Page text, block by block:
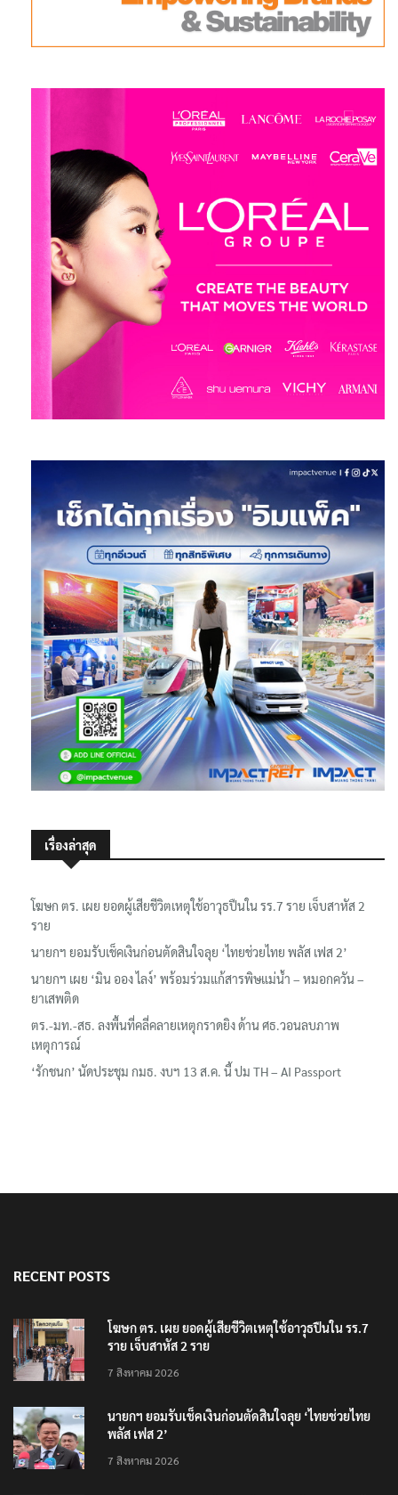
เรื่องล่าสุด
โฆษก ตร. เผย ยอดผู้เสียชีวิตเหตุใช้อาวุธปืนใน รร.7 ราย เจ็บสาหัส 2
ราย
นายกฯ ยอมรับเช็คเงินก่อนตัดสินใจลุย ‘ไทยช่วยไทย พลัส เฟส 2’
นายกฯ เผย ‘มิน ออง ไลง์’ พร้อมร่วมแก้สารพิษแม่น้ำ – หมอกควัน –
ยาเสพติด
ตร.-มท.-สธ. ลงพื้นที่คลี่คลายเหตุกราดยิง ด้าน ศธ.วอนลบภาพ
เหตุการณ์
‘รักชนก’ นัดประชุม กมธ. งบฯ 13 ส.ค. นี้ ปม TH – AI Passport
RECENT POSTS
โฆษก ตร. เผย ยอดผู้เสียชีวิตเหตุใช้อาวุธปืนใน รร.7
ราย เจ็บสาหัส 2 ราย
7 สิงหาคม 2026
นายกฯ ยอมรับเช็คเงินก่อนตัดสินใจลุย ‘ไทยช่วยไทย
พลัส เฟส 2’
7 สิงหาคม 2026